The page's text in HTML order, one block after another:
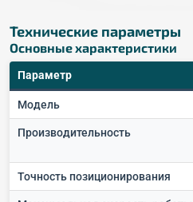
Технические параметры
Основные характеристики
Параметр
Модель
Производительность
Точность позиционирования